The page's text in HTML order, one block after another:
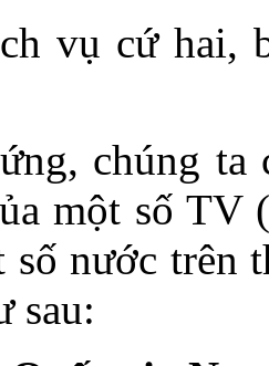
vụ cứ hai,
chúng ta
một số TV
số nước trên
sau: